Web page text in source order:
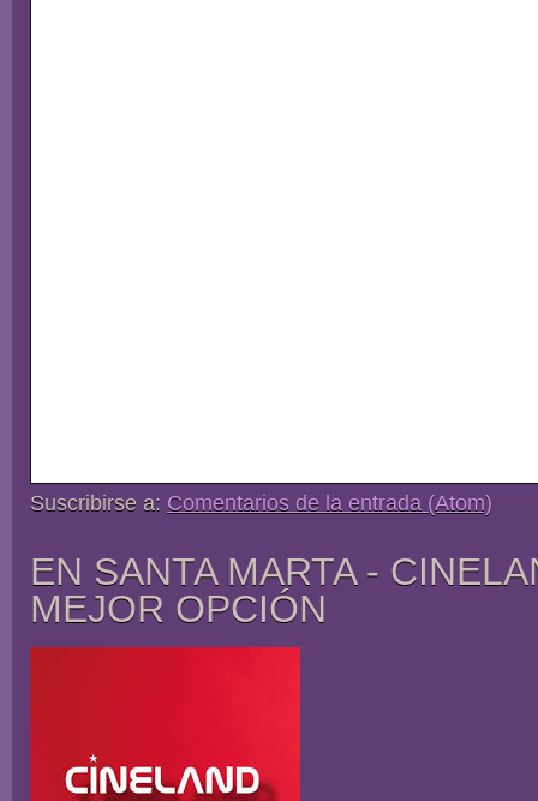
Suscribirse a: Comentarios de la entrada (Atom)
EN SANTA MARTA -
MEJOR OPCIÓN